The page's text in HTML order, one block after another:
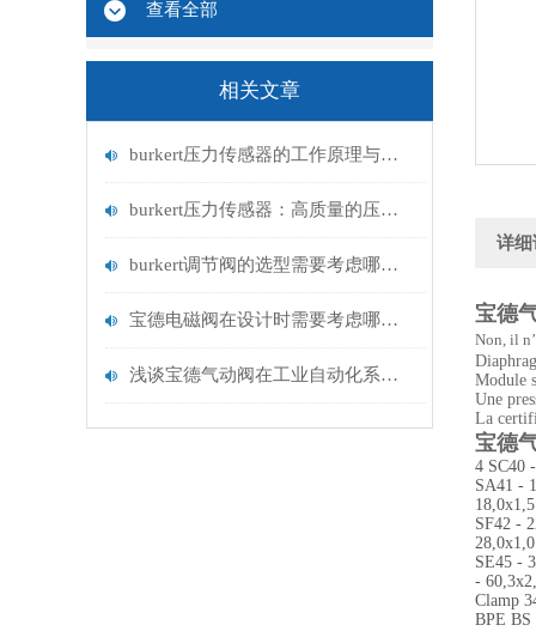
查看全部
相关文章
burkert压力传感器的工作原理与应用领域
burkert压力传感器：高质量的压力测量解决方案
burkert调节阀的选型需要考虑哪些因素？
宝德电磁阀在设计时需要考虑哪些因素？
浅谈宝德气动阀在工业自动化系统中的作用
详细
宝德
Non, il
Module
Une
La
宝德
4 SC40
SA41 -
SF42 -
SE45 -
-
Clamp
BPE